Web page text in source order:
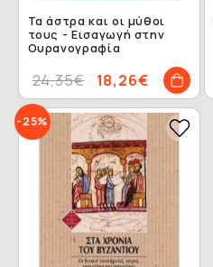
Τα άστρα και οι μύθοι
τους - Εισαγωγή στην
Ουρανογραφία
18,26€
24,35€
-25%